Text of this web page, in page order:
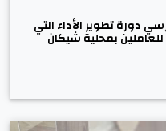
دورة تطوير الأداء التي
بمحلية شيكان